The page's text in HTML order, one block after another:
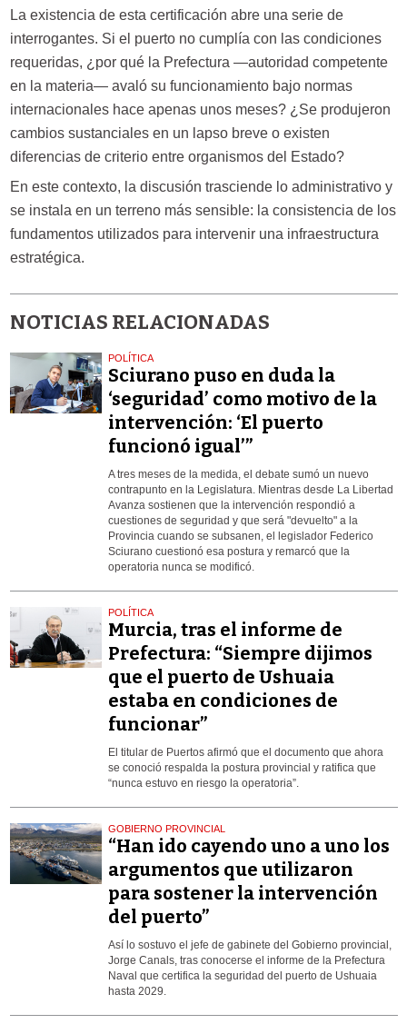
La existencia de esta certificación abre una serie de
interrogantes. Si el puerto no cumplía con las condiciones
requeridas, ¿por qué la Prefectura —autoridad competente
en la materia— avaló su funcionamiento bajo normas
internacionales hace apenas unos meses? ¿Se produjeron
cambios sustanciales en un lapso breve o existen
diferencias de criterio entre organismos del Estado?
En este contexto, la discusión trasciende lo administrativo y
se instala en un terreno más sensible: la consistencia de los
fundamentos utilizados para intervenir una infraestructura
estratégica.
NOTICIAS RELACIONADAS
POLÍTICA
Sciurano puso en duda la
‘seguridad’ como motivo de la
intervención: ‘El puerto
funcionó igual’”
A tres meses de la medida, el debate sumó un nuevo
contrapunto en la Legislatura. Mientras desde La Libertad
Avanza sostienen que la intervención respondió a
cuestiones de seguridad y que será "devuelto" a la
Provincia cuando se subsanen, el legislador Federico
Sciurano cuestionó esa postura y remarcó que la
operatoria nunca se modificó.
POLÍTICA
Murcia, tras el informe de
Prefectura: “Siempre dijimos
que el puerto de Ushuaia
estaba en condiciones de
funcionar”
El titular de Puertos afirmó que el documento que ahora
se conoció respalda la postura provincial y ratifica que
“nunca estuvo en riesgo la operatoria”.
GOBIERNO PROVINCIAL
“Han ido cayendo uno a uno los
argumentos que utilizaron
para sostener la intervención
del puerto”
Así lo sostuvo el jefe de gabinete del Gobierno provincial,
Jorge Canals, tras conocerse el informe de la Prefectura
Naval que certifica la seguridad del puerto de Ushuaia
hasta 2029.